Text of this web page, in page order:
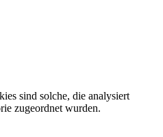
sind solche, die analysiert
zugeordnet wurden.